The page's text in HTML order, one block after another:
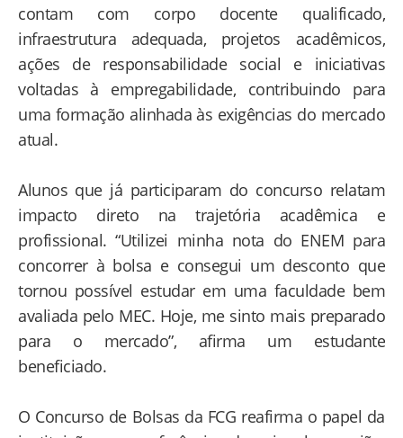
contam com corpo docente qualificado,
infraestrutura adequada, projetos acadêmicos,
ações de responsabilidade social e iniciativas
voltadas à empregabilidade, contribuindo para
uma formação alinhada às exigências do mercado
atual.
Alunos que já participaram do concurso relatam
impacto direto na trajetória acadêmica e
profissional. “Utilizei minha nota do ENEM para
concorrer à bolsa e consegui um desconto que
tornou possível estudar em uma faculdade bem
avaliada pelo MEC. Hoje, me sinto mais preparado
para o mercado”, afirma um estudante
beneficiado.
O Concurso de Bolsas da FCG reafirma o papel da